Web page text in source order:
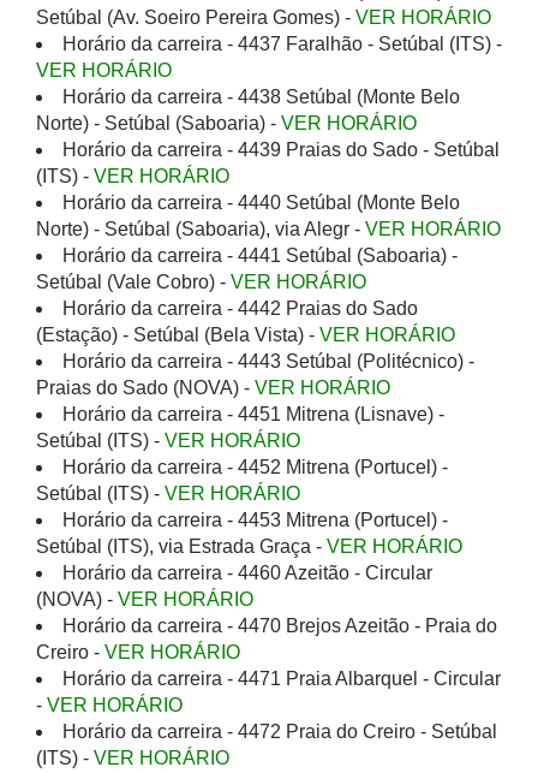
Setúbal (Av. Soeiro Pereira Gomes) - VER HORÁRIO
Horário da carreira - 4437 Faralhão - Setúbal (ITS) -
VER HORÁRIO
Horário da carreira - 4438 Setúbal (Monte Belo
Norte) - Setúbal (Saboaria) - VER HORÁRIO
Horário da carreira - 4439 Praias do Sado - Setúbal
(ITS) - VER HORÁRIO
Horário da carreira - 4440 Setúbal (Monte Belo
Norte) - Setúbal (Saboaria), via Alegr - VER HORÁRIO
Horário da carreira - 4441 Setúbal (Saboaria) -
Setúbal (Vale Cobro) - VER HORÁRIO
Horário da carreira - 4442 Praias do Sado
(Estação) - Setúbal (Bela Vista) - VER HORÁRIO
Horário da carreira - 4443 Setúbal (Politécnico) -
Praias do Sado (NOVA) - VER HORÁRIO
Horário da carreira - 4451 Mitrena (Lisnave) -
Setúbal (ITS) - VER HORÁRIO
Horário da carreira - 4452 Mitrena (Portucel) -
Setúbal (ITS) - VER HORÁRIO
Horário da carreira - 4453 Mitrena (Portucel) -
Setúbal (ITS), via Estrada Graça - VER HORÁRIO
Horário da carreira - 4460 Azeitão - Circular
(NOVA) - VER HORÁRIO
Horário da carreira - 4470 Brejos Azeitão - Praia do
Creiro - VER HORÁRIO
Horário da carreira - 4471 Praia Albarquel - Circular
- VER HORÁRIO
Horário da carreira - 4472 Praia do Creiro - Setúbal
(ITS) - VER HORÁRIO